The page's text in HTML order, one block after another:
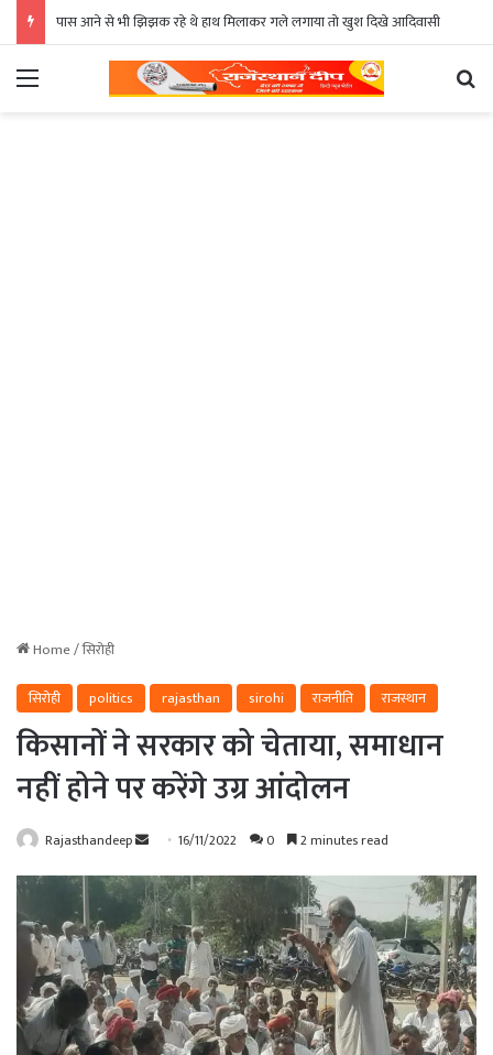
पास आने से भी झिझक रहे थे हाथ मिलाकर गले लगाया तो खुश दिखे आदिवासी
Menu
Home/सिरोही
सिरोही
politics rajasthan sirohi राजनीति राजस्थान
किसानों ने सरकार को चेताया, समाधान
नहीं होने पर करेंगे उग्र आंदोलन
Rajasthandeep
Send
email
16/11/2022 0 2 minutes read